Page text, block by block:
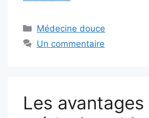
Catégories
Médecine douce
Un commentaire
Les avantages